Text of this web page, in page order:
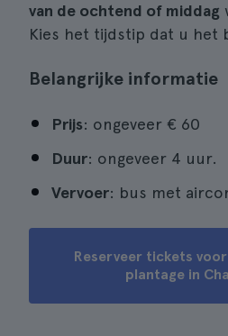
van de ochtend of middag
Kies het tijdstip dat u het
Belangrijke informatie
Prijs: ongeveer € 60
Duur: ongeveer 4 uur.
Vervoer: bus met
Reserveer tickets
plantage in